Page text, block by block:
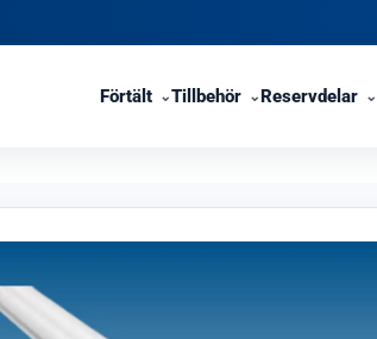
Förtält Tillbehör Reservdelar